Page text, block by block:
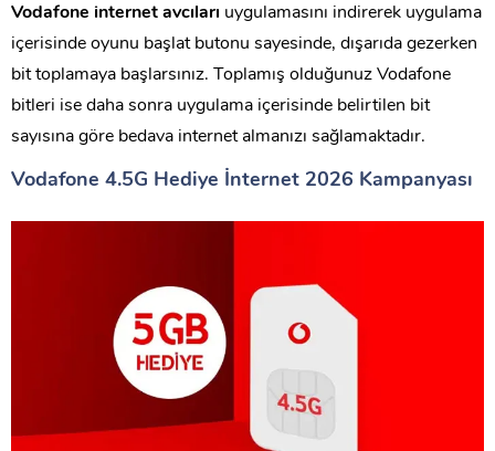
Vodafone internet avcıları uygulamasını indirerek uygulama
içerisinde oyunu başlat butonu sayesinde, dışarıda gezerken
bit toplamaya başlarsınız. Toplamış olduğunuz Vodafone
bitleri ise daha sonra uygulama içerisinde belirtilen bit
sayısına göre bedava internet almanızı sağlamaktadır.
Vodafone 4.5G Hediye İnternet 2026 Kampanyası